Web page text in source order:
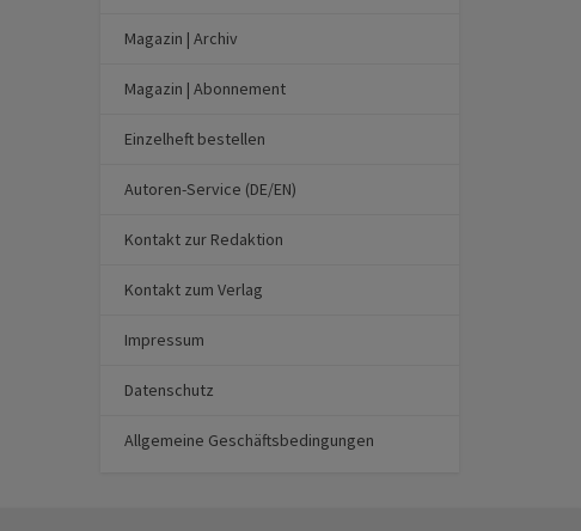
Magazin | Archiv
Magazin | Abonnement
Einzelheft bestellen
Autoren-Service (DE/EN)
Kontakt zur Redaktion
Kontakt zum Verlag
Impressum
Datenschutz
Allgemeine Geschäftsbedingungen